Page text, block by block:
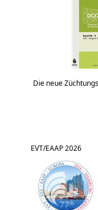
Die neue
EVT/EAAP 2026